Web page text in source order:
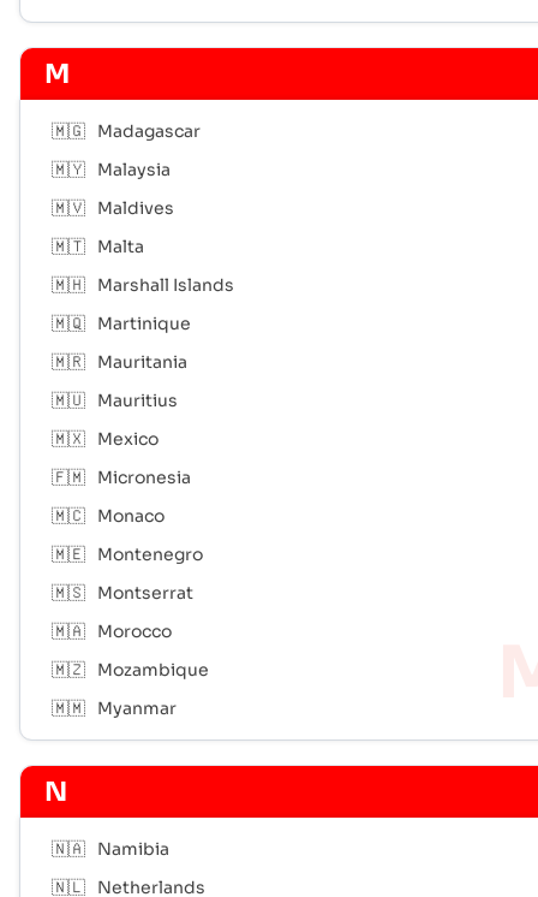
M
🇲🇬
Madagascar
🇲🇾
Malaysia
🇲🇻
Maldives
🇲🇹
Malta
🇲🇭
Marshall Islands
🇲🇶
Martinique
🇲🇷
Mauritania
🇲🇺
Mauritius
🇲🇽
Mexico
🇫🇲
Micronesia
🇲🇨
Monaco
🇲🇪
Montenegro
🇲🇸
Montserrat
🇲🇦
Morocco
🇲🇿
Mozambique
🇲🇲
Myanmar
N
🇳🇦
Namibia
🇳🇱
Netherlands